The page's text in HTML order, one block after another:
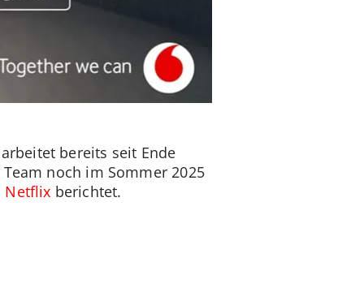
bereits seit Ende
noch im Sommer 2025
Netflix berichtet.